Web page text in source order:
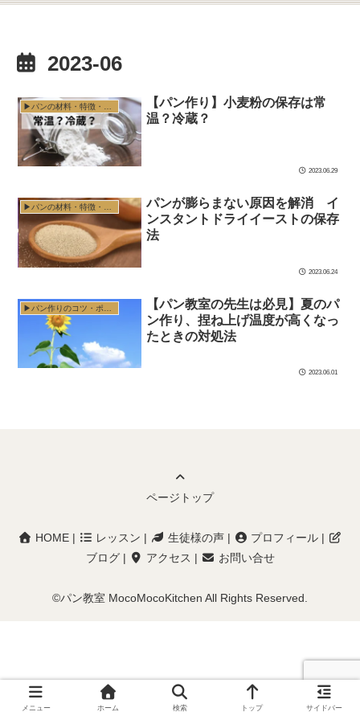
2023-06
▶︎パンの材料・特徴・扱い方
【パン作り】小麦粉の保存は常
温？冷蔵？
2023.06.29
▶︎パンの材料・特徴・扱い方
パンが膨らまない原因を解消 イ
ンスタントドライイーストの保存
法
2023.06.24
【パン教室の先生は必見】夏のパ
ン作り、捏ね上げ温度が高くなっ
たときの対処法
2023.06.01
ページトップ
HOME| レッスン | 生徒様の声| プロフィール |
ブログ| アクセス | お問い合せ
©パン教室 MocoMocoKitchen All Rights Reserved.
メニュー ホーム 検索 トップ サイドバー